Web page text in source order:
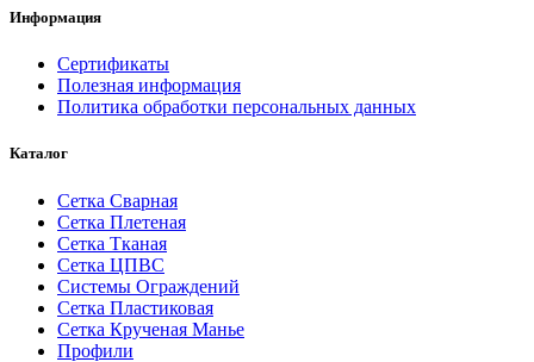
Информация
Сертификаты
Полезная информация
Политика обработки персональных данных
Каталог
Сетка Сварная
Сетка Плетеная
Сетка Тканая
Сетка ЦПВС
Системы Ограждений
Сетка Пластиковая
Сетка Крученая Манье
Профили